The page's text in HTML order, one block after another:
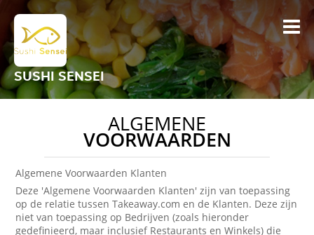
SUSHI SENSEI
ALGEMENE
VOORWAARDEN
Algemene Voorwaarden Klanten
Deze 'Algemene Voorwaarden Klanten' zijn van toepassing
op de relatie tussen Takeaway.com en de Klanten. Deze zijn
niet van toepassing op Bedrijven (zoals hieronder
gedefinieerd, maar inclusief Restaurants en Winkels) die